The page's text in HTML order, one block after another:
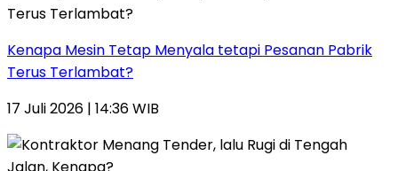
Kenapa Mesin Tetap Menyala tetapi Pesanan Pabrik
Terus Terlambat?
17 Juli 2026 | 14:36 WIB